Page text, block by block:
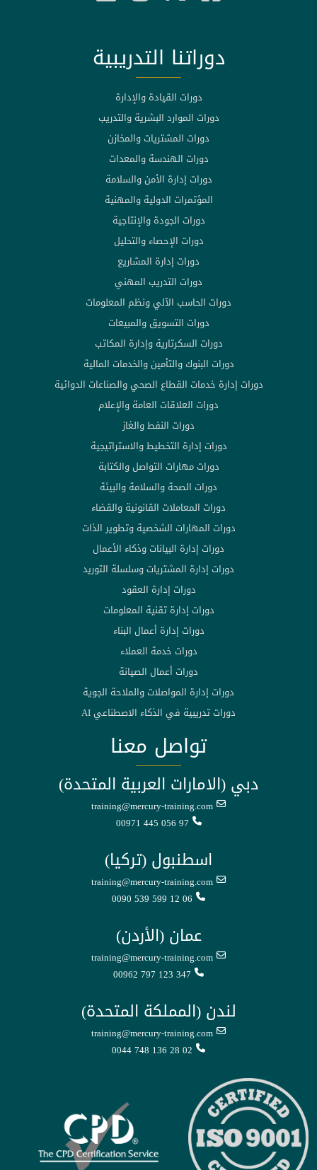
دوراتنا التدريبية
دورات القيادة والإدارة
دورات الموارد البشرية والتدريب
دورات المشتريات والمخازن
دورات الهندسة والمعدات
دورات إدارة الأمن والسلامة
المؤتمرات الدولية والمهنية
دورات الجودة والإنتاجية
دورات الإحصاء والتحليل
دورات إدارة المشاريع
دورات التدريب المهني
دورات الحاسب الآلي ونظم المعلومات
دورات التسويق والمبيعات
دورات السكرتارية وإدارة المكاتب
دورات البنوك والتأمين والخدمات المالية
دورات إدارة خدمات القطاع الصحي والصناعات الدوائية
دورات العلاقات العامة والإعلام
دورات النفط والغاز
دورات إدارة التخطيط والاستراتيجية
دورات مهارات التواصل والكتابة
دورات الصحة والسلامة والبيئة
دورات المعاملات القانونية والقضاء
دورات المهارات الشخصية وتطوير الذات
دورات إدارة البيانات وذكاء الأعمال
دورات إدارة المشتريات وسلسلة التوريد
دورات إدارة العقود
دورات إدارة تقنية المعلومات
دورات إدارة أعمال البناء
دورات خدمة العملاء
دورات أعمال الصيانة
دورات إدارة المواصلات والملاحة الجوية
دورات تدريبية في الذكاء الاصطناعي AI
تواصل معنا
دبي (الامارات العربية المتحدة)
training@mercury-training.com
00971 445 056 97
اسطنبول (تركيا)
training@mercury-training.com
0090 539 599 12 06
عمان (الأردن)
training@mercury-training.com
00962 797 123 347
لندن (المملكة المتحدة)
training@mercury-training.com
0044 748 136 28 02